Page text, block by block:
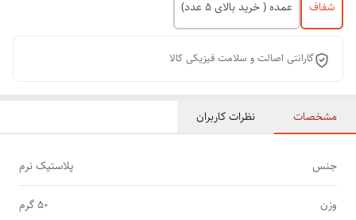
شفاف عمده ( خرید بالای 5 عدد)
گارانتی اصالت و سلامت فیزیکی کالا
مشخصات نظرات کاربران
جنس پلاستیک نرم
وزن 50 گرم